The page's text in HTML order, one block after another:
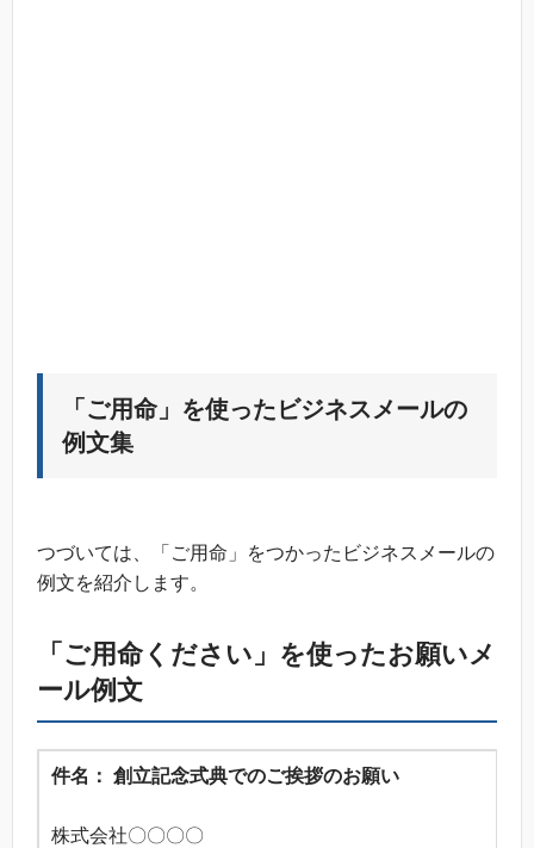
「ご用命」を使ったビジネスメールの
例文集
つづいては、「ご用命」をつかったビジネスメールの
例文を紹介します。
「ご用命ください」を使ったお願いメ
ール例文
件名： 創立記念式典でのご挨拶のお願い
株式会社〇〇〇〇